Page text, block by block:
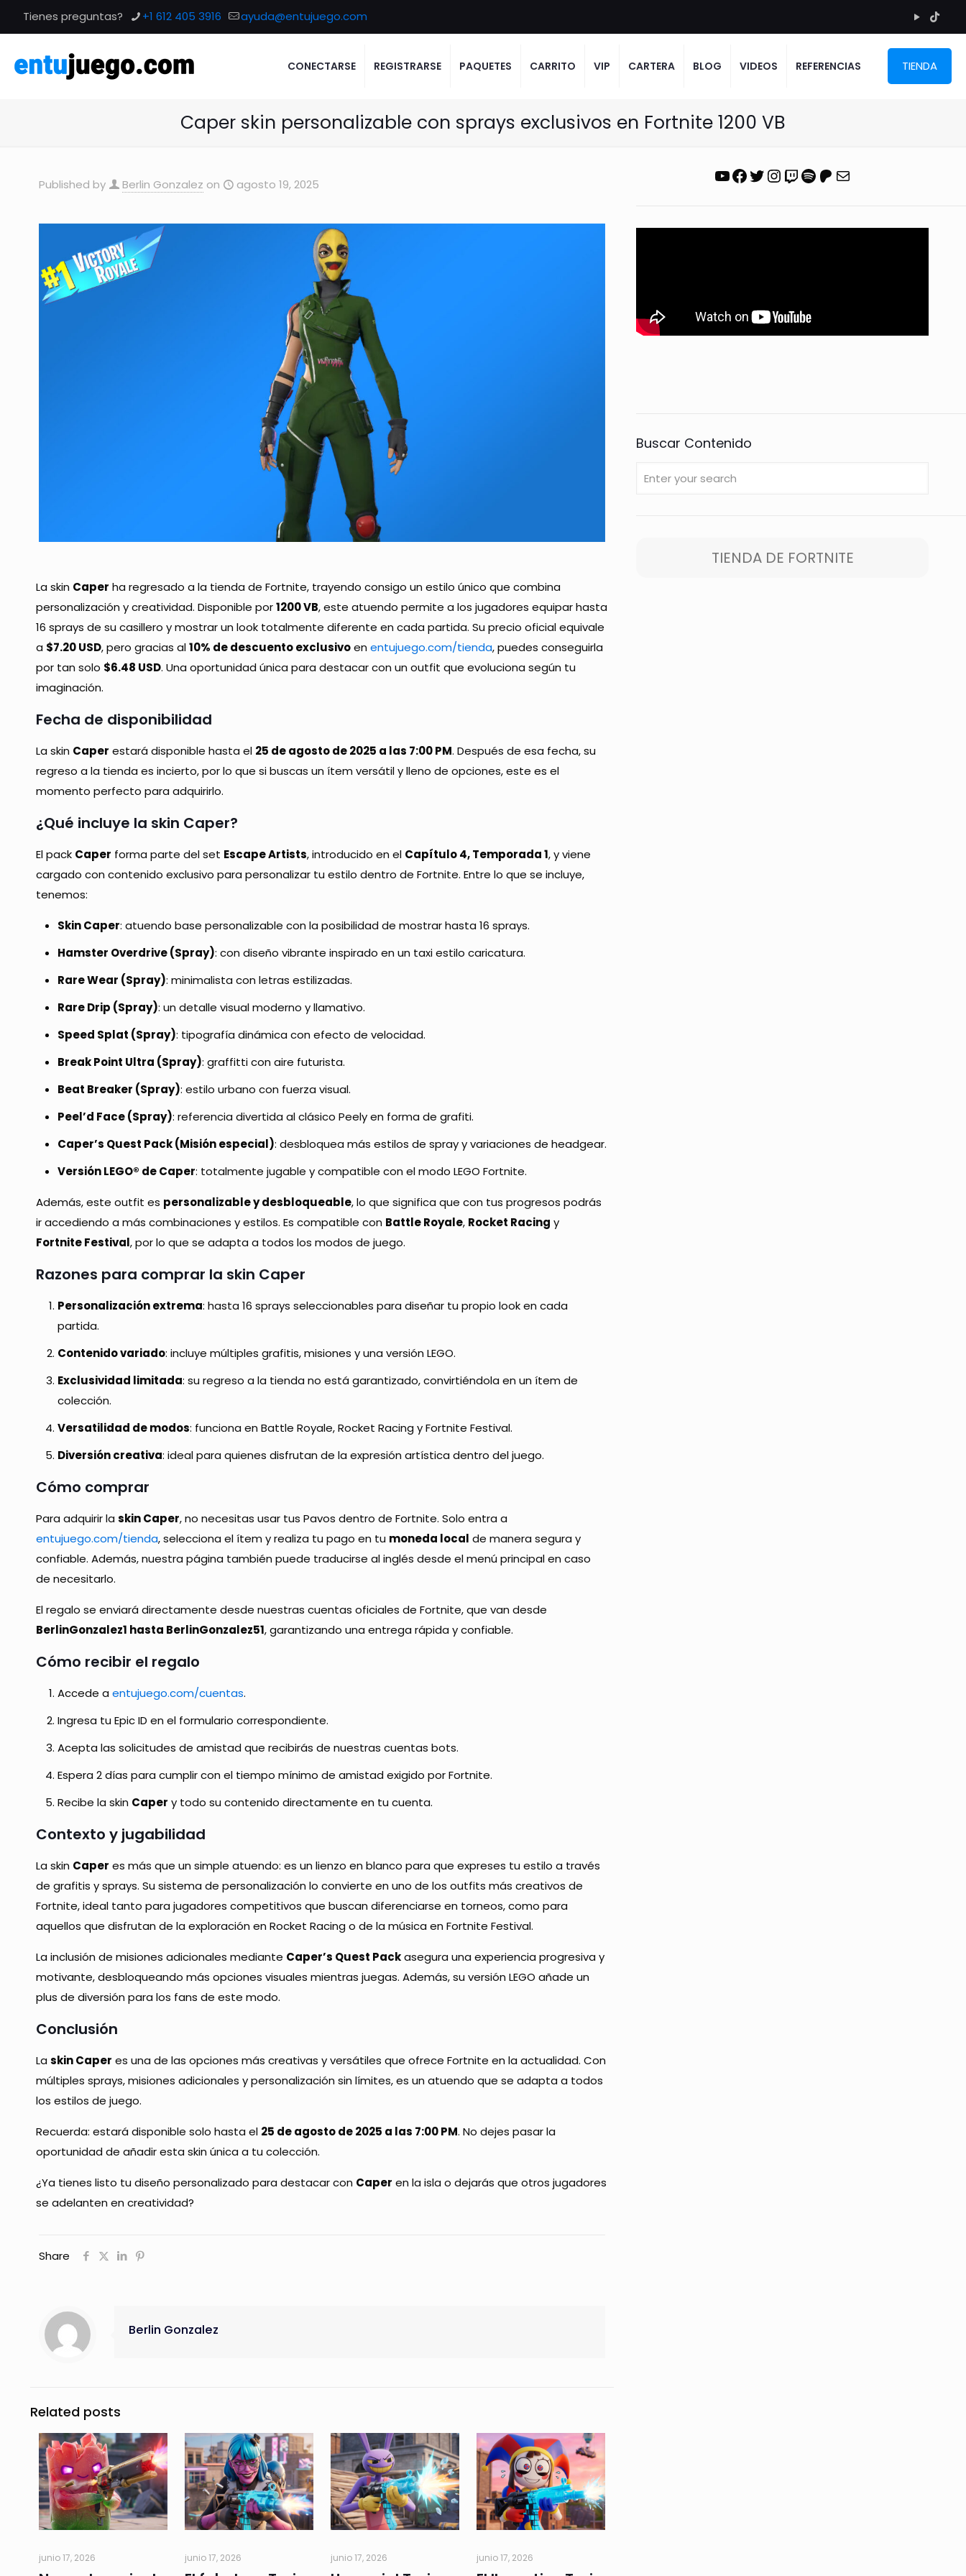
Tienes preguntas? +1 612 405 3916 ayuda@entujuego.com
CONECTARSE REGISTRARSE PAQUETES CARRITO VIP CARTERA BLOG VIDEOS REFERENCIAS TIENDA
Caper skin personalizable con sprays exclusivos en Fortnite 1200 VB
Published by Berlin Gonzalez on agosto 19, 2025
La skin Caper ha regresado a la tienda de Fortnite, trayendo consigo un estilo único que combina
personalización y creatividad. Disponible por1200 VB, este atuendo permite a los jugadores equipar hasta
16 sprays de su casillero y mostrar un look totalmente diferente en cada partida. Su precio oficial equivale
a $7.20 USD, pero gracias al10% de descuento exclusivoenentujuego.com/tienda, puedes conseguirla
por tan solo $6.48 USD. Una oportunidad única para destacar con un outfit que evoluciona según tu
imaginación.
Fecha de disponibilidad
La skin Caper estará disponible hasta el 25 de agosto de 2025 a las 7:00 PM. Después de esa fecha, su
regreso a la tienda es incierto, por lo que si buscas un ítem versátil y lleno de opciones, este es el
momento perfecto para adquirirlo.
¿Qué incluye la skin Caper?
El pack Caper forma parte del set Escape Artists, introducido en el Capítulo 4, Temporada 1, y viene
cargado con contenido exclusivo para personalizar tu estilo dentro de Fortnite. Entre lo que se incluye,
tenemos:
Skin Caper: atuendo base personalizable con la posibilidad de mostrar hasta 16 sprays.
Hamster Overdrive (Spray): con diseño vibrante inspirado en un taxi estilo caricatura.
Rare Wear (Spray): minimalista con letras estilizadas.
Rare Drip (Spray): un detalle visual moderno y llamativo.
Speed Splat (Spray): tipografía dinámica con efecto de velocidad.
Break Point Ultra (Spray): graffitti con aire futurista.
Beat Breaker (Spray): estilo urbano con fuerza visual.
Peel’d Face (Spray): referencia divertida al clásico Peely en forma de grafiti.
Caper’s Quest Pack (Misión especial): desbloquea más estilos de spray y variaciones de headgear.
Versión LEGO® de Caper: totalmente jugable y compatible con el modo LEGO Fortnite.
Además, este outfit es personalizable y desbloqueable, lo que significa que con tus progresos podrás
ir accediendo a más combinaciones y estilos. Es compatible con Battle Royale, Rocket Racing y
Fortnite Festival, por lo que se adapta a todos los modos de juego.
Razones para comprar la skin Caper
Personalización extrema: hasta 16 sprays seleccionables para diseñar tu propio look en cada
partida.
Contenido variado: incluye múltiples grafitis, misiones y una versión LEGO.
Exclusividad limitada: su regreso a la tienda no está garantizado, convirtiéndola en un ítem de
colección.
Versatilidad de modos: funciona en Battle Royale, Rocket Racing y Fortnite Festival.
Diversión creativa: ideal para quienes disfrutan de la expresión artística dentro del juego.
Cómo comprar
Para adquirir laskin Caper, no necesitas usar tus Pavos dentro de Fortnite. Solo entra a
entujuego.com/tienda, selecciona el ítem y realiza tu pago en tu moneda local de manera segura y
confiable. Además, nuestra página también puede traducirse al inglés desde el menú principal en caso
de necesitarlo.
El regalo se enviará directamente desde nuestras cuentas oficiales de Fortnite, que van desde
BerlinGonzalez1 hasta BerlinGonzalez51, garantizando una entrega rápida y confiable.
Cómo recibir el regalo
Accede aentujuego.com/cuentas.
Ingresa tu Epic ID en el formulario correspondiente.
Acepta las solicitudes de amistad que recibirás de nuestras cuentas bots.
Espera 2 días para cumplir con el tiempo mínimo de amistad exigido por Fortnite.
Recibe la skin Caper y todo su contenido directamente en tu cuenta.
Contexto y jugabilidad
La skin Caper es más que un simple atuendo: es un lienzo en blanco para que expreses tu estilo a través
de grafitis y sprays. Su sistema de personalización lo convierte en uno de los outfits más creativos de
Fortnite, ideal tanto para jugadores competitivos que buscan diferenciarse en torneos, como para
aquellos que disfrutan de la exploración en Rocket Racing o de la música en Fortnite Festival.
La inclusión de misiones adicionales mediante Caper’s Quest Packasegura una experiencia progresiva y
motivante, desbloqueando más opciones visuales mientras juegas. Además, su versión LEGO añade un
plus de diversión para los fans de este modo.
Conclusión
Laskin Caper es una de las opciones más creativas y versátiles que ofrece Fortnite en la actualidad. Con
múltiples sprays, misiones adicionales y personalización sin límites, es un atuendo que se adapta a todos
los estilos de juego.
Recuerda: estará disponible solo hasta el 25 de agosto de 2025 a las 7:00 PM. No dejes pasar la
oportunidad de añadir esta skin única a tu colección.
¿Ya tienes listo tu diseño personalizado para destacar con Caper en la isla o dejarás que otros jugadores
se adelanten en creatividad?
Share
Berlin Gonzalez
Related posts
junio 17, 2026 junio 17, 2026 junio 17, 2026 junio 17, 2026
YouTube
Facebook
Twitter
Instagram
Twitch
Spotify
Patreon
Correo electrónico
Buscar Contenido
TIENDA DE FORTNITE